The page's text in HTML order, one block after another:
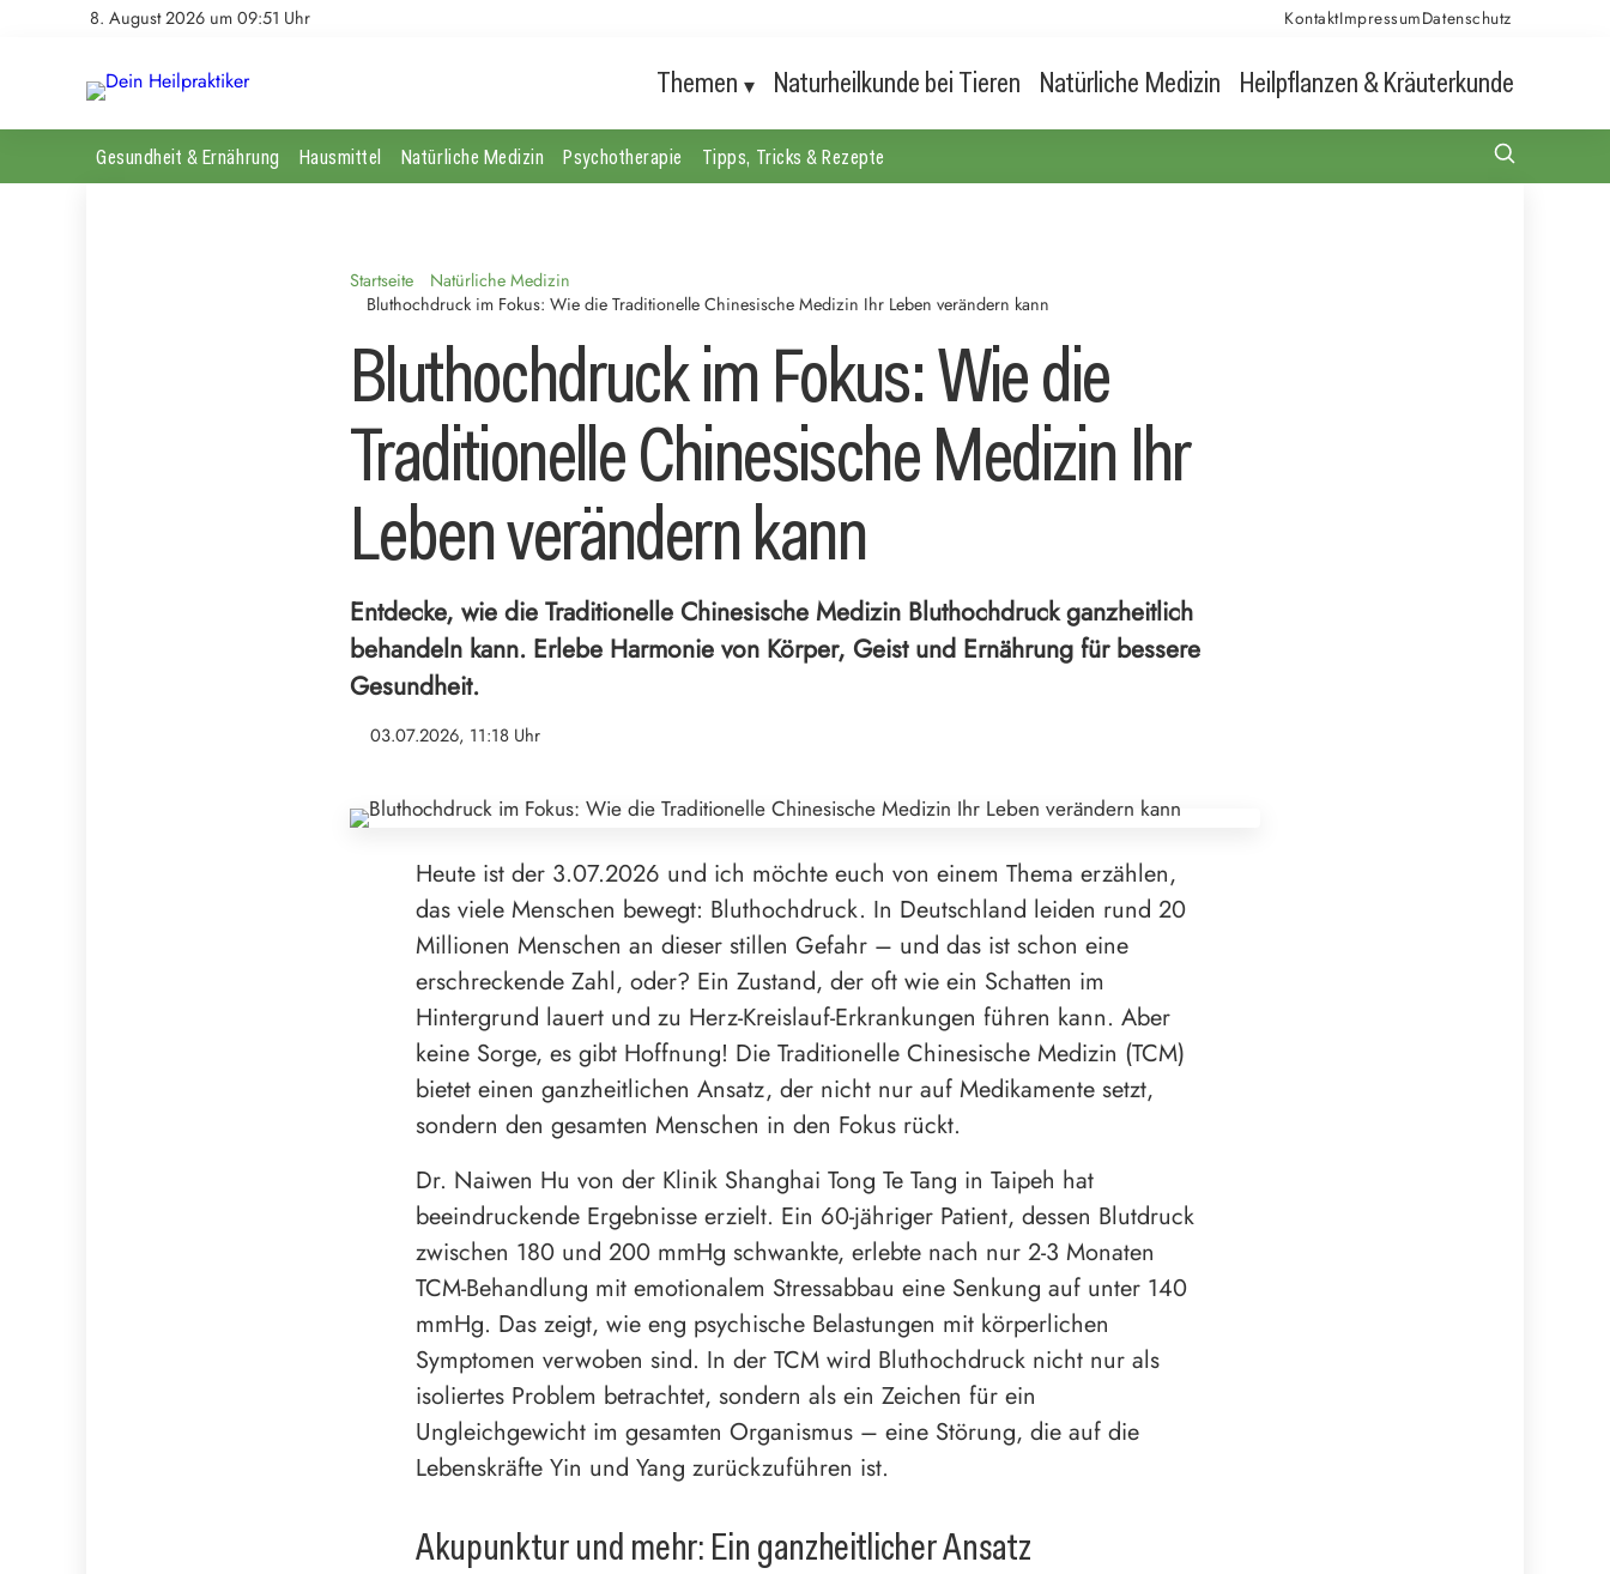
8. August 2026 um 09:51 Uhr KontaktImpressumDatenschutz
Themen Naturheilkunde bei Tieren Natürliche Medizin Heilpflanzen & Kräuterkunde
Gesundheit & Ernährung Hausmittel Natürliche Medizin Psychotherapie Tipps, Tricks & Rezepte
Startseite
Natürliche Medizin
Bluthochdruck im Fokus: Wie die Traditionelle Chinesische Medizin Ihr Leben verändern kann
Bluthochdruck im Fokus: Wie die
Traditionelle Chinesische Medizin Ihr
Leben verändern kann
Entdecke, wie die Traditionelle Chinesische Medizin Bluthochdruck ganzheitlich
behandeln kann. Erlebe Harmonie von Körper, Geist und Ernährung für bessere
Gesundheit.
03.07.2026, 11:18 Uhr
Heute ist der 3.07.2026 und ich möchte euch von einem Thema erzählen,
das viele Menschen bewegt: Bluthochdruck. In Deutschland leiden rund 20
Millionen Menschen an dieser stillen Gefahr – und das ist schon eine
erschreckende Zahl, oder? Ein Zustand, der oft wie ein Schatten im
Hintergrund lauert und zu Herz-Kreislauf-Erkrankungen führen kann. Aber
keine Sorge, es gibt Hoffnung! Die Traditionelle Chinesische Medizin (TCM)
bietet einen ganzheitlichen Ansatz, der nicht nur auf Medikamente setzt,
sondern den gesamten Menschen in den Fokus rückt.
Dr. Naiwen Hu von der Klinik Shanghai Tong Te Tang in Taipeh hat
beeindruckende Ergebnisse erzielt. Ein 60-jähriger Patient, dessen Blutdruck
zwischen 180 und 200 mmHg schwankte, erlebte nach nur 2-3 Monaten
TCM-Behandlung mit emotionalem Stressabbau eine Senkung auf unter 140
mmHg. Das zeigt, wie eng psychische Belastungen mit körperlichen
Symptomen verwoben sind. In der TCM wird Bluthochdruck nicht nur als
isoliertes Problem betrachtet, sondern als ein Zeichen für ein
Ungleichgewicht im gesamten Organismus – eine Störung, die auf die
Lebenskräfte Yin und Yang zurückzuführen ist.
Akupunktur und mehr: Ein ganzheitlicher Ansatz